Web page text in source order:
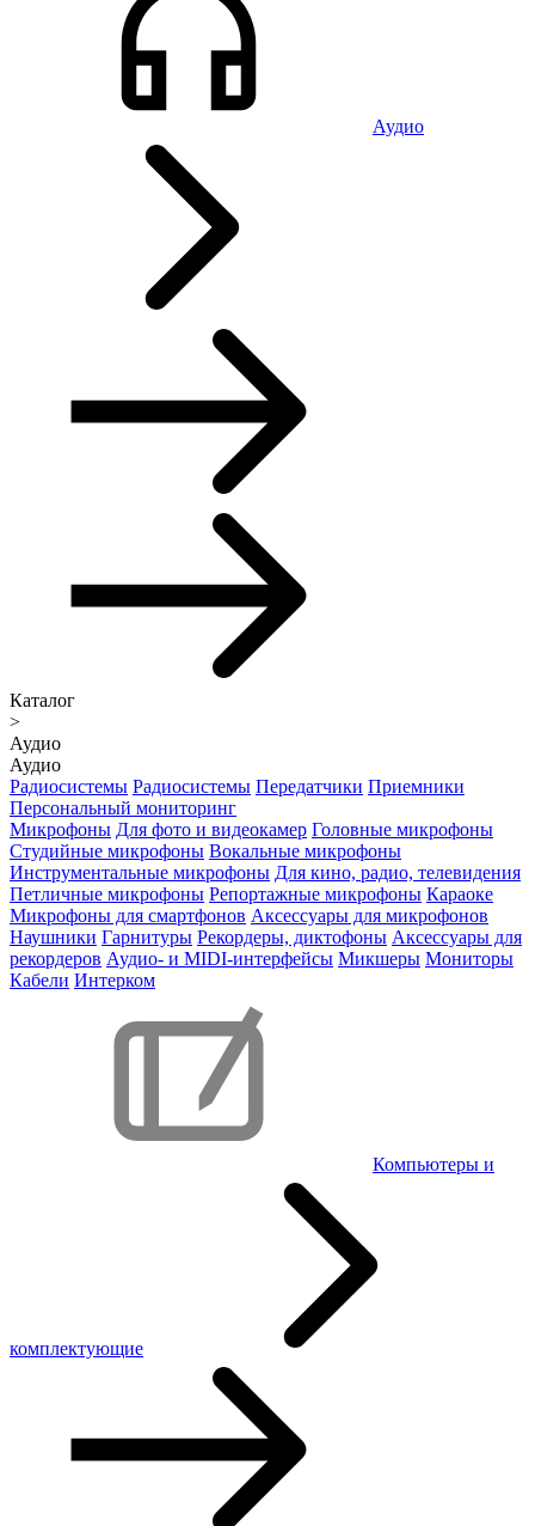
Аудио
Каталог
>
Аудио
Аудио
Радиосистемы Радиосистемы Передатчики Приемники
Персональный мониторинг
Микрофоны Для фото и видеокамер Головные микрофоны
Студийные микрофоны Вокальные микрофоны
Инструментальные микрофоны Для кино, радио, телевидения
Петличные микрофоны Репортажные микрофоны Караоке
Микрофоны для смартфонов Аксессуары для микрофонов
Наушники Гарнитуры Рекордеры, диктофоны Аксессуары для
рекордеров Аудио- и MIDI-интерфейсы Микшеры Мониторы
Кабели Интерком
Компьютеры и
комплектующие